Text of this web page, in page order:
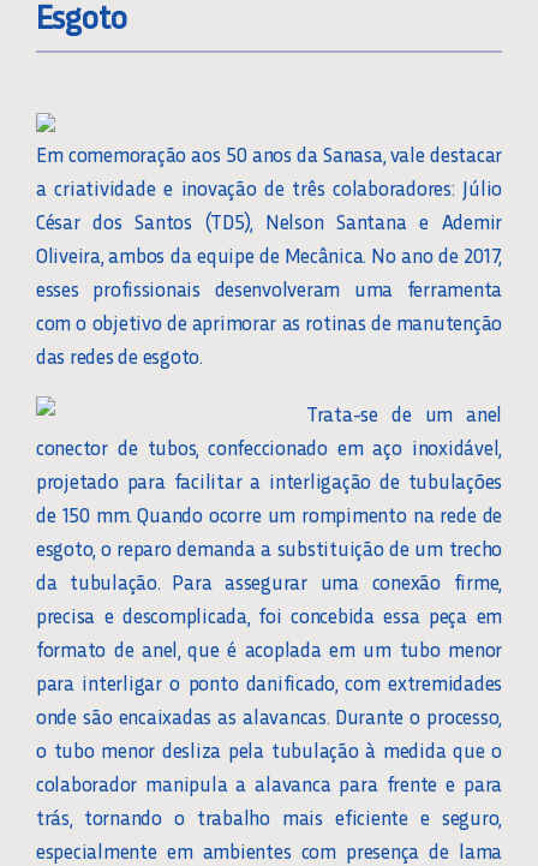
Esgoto
Em comemoração aos 50 anos da Sanasa, vale destacar
a criatividade e inovação de três colaboradores: Júlio
César dos Santos (TD5), Nelson Santana e Ademir
Oliveira, ambos da equipe de Mecânica. No ano de 2017,
esses profissionais desenvolveram uma ferramenta
com o objetivo de aprimorar as rotinas de manutenção
das redes de esgoto.
Trata-se de um anel
conector de tubos, confeccionado em aço inoxidável,
projetado para facilitar a interligação de tubulações
de 150 mm. Quando ocorre um rompimento na rede de
esgoto, o reparo demanda a substituição de um trecho
da tubulação. Para assegurar uma conexão firme,
precisa e descomplicada, foi concebida essa peça em
formato de anel, que é acoplada em um tubo menor
para interligar o ponto danificado, com extremidades
onde são encaixadas as alavancas. Durante o processo,
o tubo menor desliza pela tubulação à medida que o
colaborador manipula a alavanca para frente e para
trás, tornando o trabalho mais eficiente e seguro,
especialmente em ambientes com presença de lama